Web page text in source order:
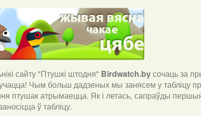
сайту "Птушкі штодня" Birdwatch.byсочаць за
Чым больш дадзеных мы занясем у табліцу
птушак атрымаецца. Як і летась, сапраўды
ў табліцу.